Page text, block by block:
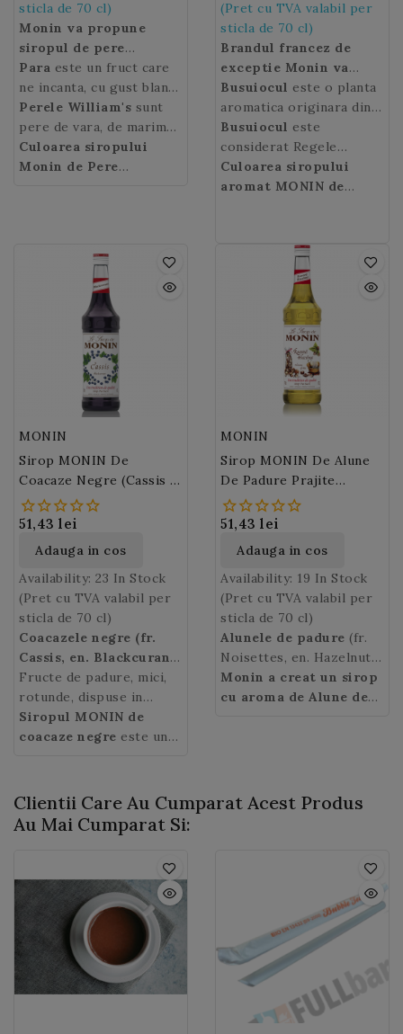
sticla de 70 cl)
Monin va propune
siropul de pere
William's , cu aroma
delicioasa de fructe
coapte, ideal in cocktail-
uri alcoolice sau
nonalcoolice.
Para este un fruct care
ne incanta, cu gust bland
si dulce, produs de par,
un pom fructifer
originar din Asia
Centrala. Cultivarea
o multitudine de
Perele William's sunt
pere de vara, de marime
medie, cu coaja neteda,
subtire, de culoare
Culoarea siropului
Monin de Pere
(Pret cu TVA valabil per
sticla de 70 cl)
Brandul francez de
exceptie Monin va
propune siropul cu
aroma de Busuiocce
concentreaza parfumul
puternic al plantei (fr.
Basilic, en. Basil)
proaspat taiate, cu note
Busuiocul este o planta
aromatica originara din
Asia Tropicala si
cultivata pentru frunzele
sale parfumate folosite
ca si condiment sau in
Busuiocul este
considerat Regele
Mirodeniilor de multi
bucatari si autori de
Culoarea siropului
aromat MONIN de
MONIN
Sirop MONIN De
Coacaze Negre (Cassis /
Blackcurant)
51,43 lei
Adauga in cos
Availability: 23 In Stock
(Pret cu TVA valabil per
sticla de 70 cl)
Coacazele negre (fr.
Cassis, en. Blackcurant)
dulci-acrisoare si
racoritoare sunt fructele
perfecte pentru verile
toride. Coacazul negru
margini de padure sau in
gradini, acolo unde are
suficienta lumina.
Fructe de padure, mici,
rotunde, dispuse in
ciorchine,coacazele
negresunt extrem de
extraordinara.
Siropul MONIN de
coacaze negre este un
parfum de muguri de
coacaz negru si un gust
dulce, intens fructat.
MONIN
Sirop MONIN De Alune
De Padure Prajite
(Roasted Hazelnut)
51,43 lei
Adauga in cos
Availability: 19 In Stock
(Pret cu TVA valabil per
sticla de 70 cl)
Alunele de padure (fr.
Noisettes, en. Hazelnut)
sunt fructele alunului, un
arbust ce-si are originile
din familia nucilor
intensa in patiserie si la
aromatizarea bauturilor.
Monin a creat un sirop
cu aroma de Alune de
lemnoase si bogate.
bauturile lactate precum
latte sau capuccino.
Asociati-l cu o cafea
espresso, decorati-o cu
frisca si veti obtine o
bautura calda absolut
Clientii Care Au Cumparat Acest Produs
Au Mai Cumparat Si: